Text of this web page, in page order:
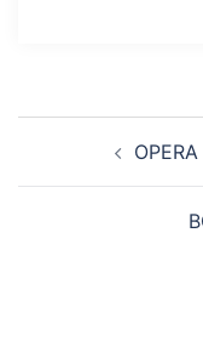
d’article